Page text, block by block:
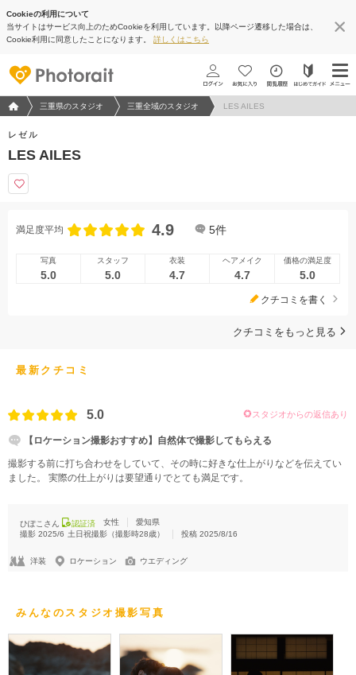
Cookieの利用について
当サイトはサービス向上のためCookieを利用しています。以降ページ遷移した場合は、
Cookie利用に同意したことになります。 詳しくはこちら
フォトウエディング/結婚写真のPhotorait ホーム
三重県のスタジオ 三重全域のスタジオ LES AILES
レゼル
LES AILES
満足度平均 4.9 5件
写真
5.0
スタッフ
5.0
衣装
4.7
ヘアメイク
4.7
価格の満足度
5.0
クチコミを書く
クチコミをもっと見る
最新クチコミ
5.0 スタジオからの返信あり
【ロケーション撮影おすすめ】自然体で撮影してもらえる
撮影する前に打ち合わせをしていて、その時に好きな仕上がりなどを伝えてい
ました。 実際の仕上がりは要望通りでとても満足です。
ひぽこさん 認証済 女性
愛知県
撮影 2025/6 土日祝撮影 （撮影時28歳） 投稿 2025/8/16
洋装 ロケーション ウエディング
みんなのスタジオ撮影写真